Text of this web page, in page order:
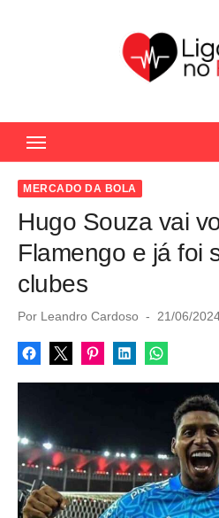
c
MERCADO DA BOLA
Hugo Souza vai
Flamengo e já foi
clubes
Por Leandro Cardoso
P
s
t
21/06/